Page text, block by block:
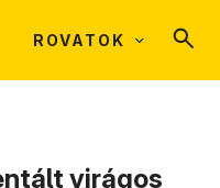
ROVATOK
virágos